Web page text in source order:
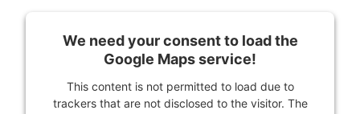
We need your consent to load the
Google Maps service!
This content is not permitted to load due to
trackers that are not disclosed to the visitor. The